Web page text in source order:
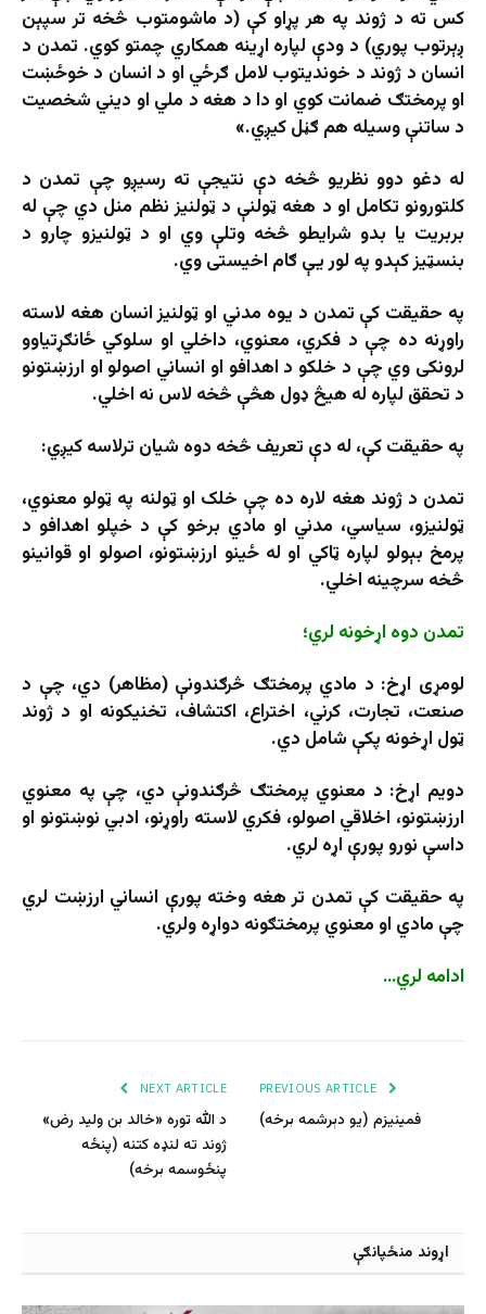
کس ته د ژوند په هر پړاو کې (د ماشومتوب څخه تر سپېن
ږېرتوب پوري) د ودې لپاره اړینه همکاري چمتو کوي. تمدن د
انسان د ژوند د خوندیتوب لامل ګرځي او د انسان د خوځښت
او پرمختګ ضمانت کوي او دا د هغه د ملي او دیني شخصیت
د ساتنې وسیله هم ګڼل کیږي.»
له دغو دوو نظریو څخه دې نتیجې ته رسیږو چې تمدن د
کلتورونو تکامل او د هغه ټولنې د ټولنیز نظم منل دي چې له
بربریت یا بدو شرایطو څخه وتلې وي او د ټولنیزو چارو د
بنسټیز کېدو په لور یې ګام اخیستی وي.
په حقیقت کې تمدن د یوه مدني او ټولنیز انسان هغه لاسته
راوړنه ده چې د فکري، معنوي، داخلي او سلوکي ځانګړتیاوو
لرونکی وي چې د خلکو د اهدافو او انساني اصولو او ارزښتونو
د تحقق لپاره له هیڅ ډول هڅې څخه لاس نه اخلي.
په حقیقت کې، له دې تعریف څخه دوه شیان ترلاسه کیږي:
تمدن د ژوند هغه لاره ده چې خلک او ټولنه په ټولو معنوي،
ټولنیزو، سیاسي، مدني او مادي برخو کې د خپلو اهدافو د
پرمخ بېولو لپاره ټاکي او له ځینو ارزښتونو، اصولو او قوانینو
څخه سرچینه اخلي.
تمدن دوه اړخونه لري؛
لومړی اړخ: د مادي پرمختګ څرګندونې (مظاهر) دي، چې د
صنعت، تجارت، کرني، اختراع، اکتشاف، تخنیکونه او د ژوند
ټول اړخونه پکې شامل دي.
دویم اړخ: د معنوي پرمختګ څرګندونې دي، چې په معنوي
ارزښتونو، اخلاقي اصولو، فکري لاسته راوړنو، ادبي نوښتونو او
داسې نورو پورې اړه لري.
په حقیقت کې تمدن تر هغه وخته پورې انساني ارزښت لري
چې مادي او معنوي پرمختګونه دواړه ولري.
ادامه لري…
فمینیزم (یو دېرشمه برخه)
NEXT ARTICLE
د الله توره «خالد بن ولید رض»
ژوند ته لنډه کتنه (پنځه
پنځوسمه برخه)
اړوند منځپانګې